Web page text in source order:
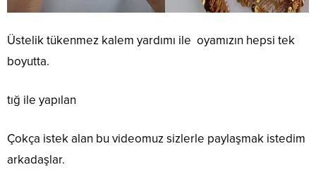
Üstelik tükenmez kalem yardımı ile oyamızın hepsi tek
boyutta.
tığ ile yapılan
Çokça istek alan bu videomuz sizlerle paylaşmak istedim
arkadaşlar.